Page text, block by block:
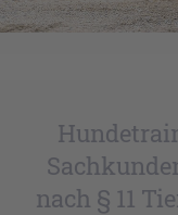
nach § 11